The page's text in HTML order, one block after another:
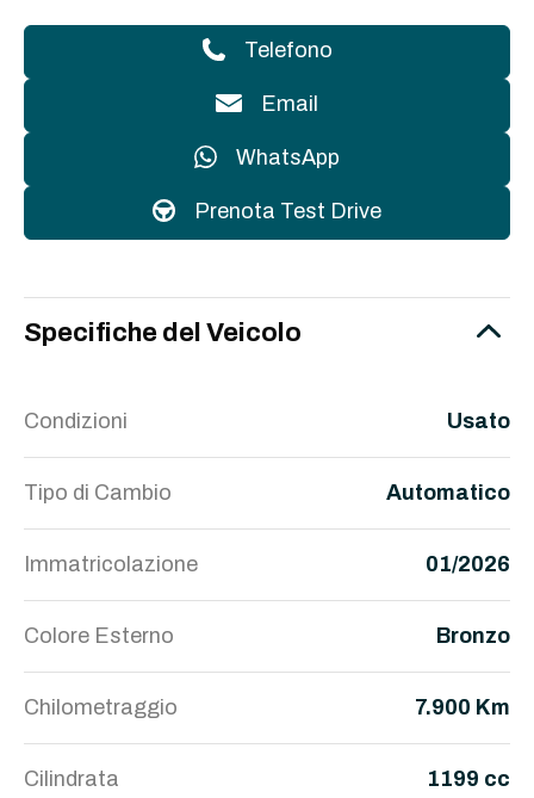
Telefono
Email
WhatsApp
Prenota Test Drive
Specifiche del Veicolo
Condizioni Usato
Tipo di Cambio Automatico
Immatricolazione 01/2026
Colore Esterno Bronzo
Chilometraggio 7.900 Km
Cilindrata 1199 cc